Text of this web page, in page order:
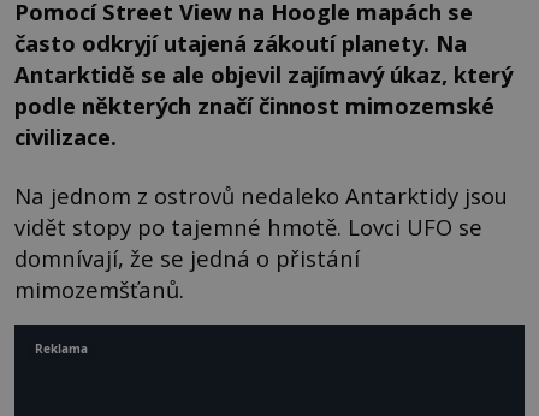
Pomocí Street View na Hoogle mapách se
často odkryjí utajená zákoutí planety. Na
Antarktidě se ale objevil zajímavý úkaz, který
podle některých značí činnost mimozemské
civilizace.
Na jednom z ostrovů nedaleko Antarktidy jsou
vidět stopy po tajemné hmotě. Lovci UFO se
domnívají, že se jedná o přistání
mimozemšťanů.
Reklama